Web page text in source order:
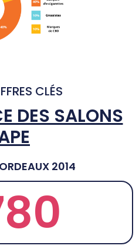
CLÉS
DES SALONS
2014